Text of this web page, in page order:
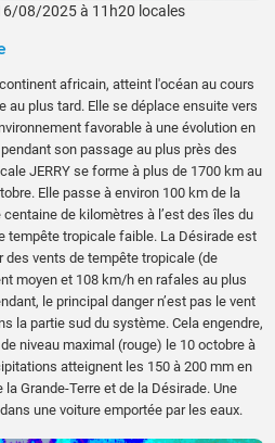
08/2025 à 11h20 locales
africain, atteint l'océan au cours
au plus tard. Elle se déplace ensuite vers
favorable à une évolution en
son passage au plus près des
JERRY se forme à plus de 1700 km au
Elle passe à environ 100 km de la
de kilomètres à l’est des îles du
tempête tropicale faible. La Désirade est
des vents de tempête tropicale (de
moyen et 108 km/h en rafales au plus
le principal danger n’est pas le vent
la partie sud du système. Cela engendre,
niveau maximal (rouge) le 10 octobre à
atteignent les 150 à 200 mm en
Grande-Terre et de la Désirade. Une
une voiture emportée par les eaux.